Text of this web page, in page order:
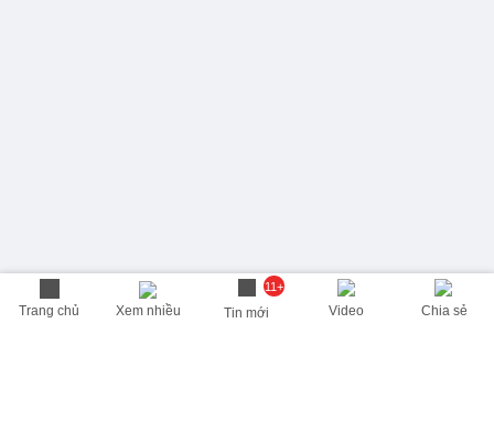
Trang chủ Xem nhiều
11+
Tin mới Video Chia sẻ